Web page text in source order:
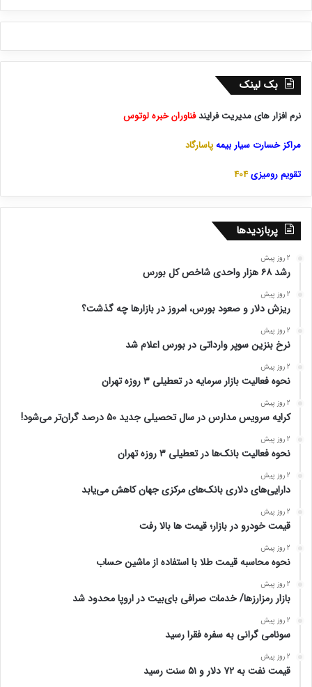
بک لینک
نرم افزار های مدیریت فرایندفناوران خبره لوتوس
مراکز خسارت سیار بیمهپاسارگاد
تقویم رومیزی404
پربازدیدها
2 روز پیش
رشد ۶۸ هزار واحدی شاخص کل بورس
2 روز پیش
ریزش دلار و صعود بورس، امروز در بازارها چه گذشت؟
2 روز پیش
نرخ بنزین سوپر وارداتی در بورس اعلام شد
2 روز پیش
نحوه فعالیت بازار سرمایه در تعطیلی ۳ روزه تهران
2 روز پیش
کرایه سرویس مدارس در سال تحصیلی جدید ۵۰ درصد گران‌تر می‌شود!
2 روز پیش
نحوه فعالیت بانک‌ها در تعطیلی ۳ روزه تهران
2 روز پیش
دارایی‌های دلاری بانک‌های مرکزی جهان کاهش می‌یابد
2 روز پیش
قیمت خودرو در بازار؛ قیمت ها بالا رفت
2 روز پیش
نحوه محاسبه قیمت طلا با استفاده از ماشین حساب
2 روز پیش
بازار رمزارزها/ خدمات صرافی بای‌بیت در اروپا محدود شد
2 روز پیش
سونامی گرانی به سفره فقرا رسید
2 روز پیش
قیمت نفت به ۷۲ دلار و ۵۱ سنت رسید